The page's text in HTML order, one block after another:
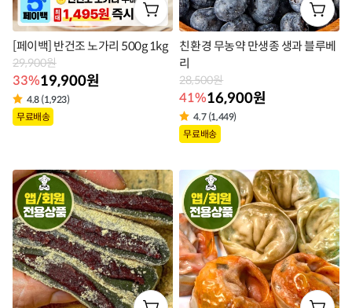
[페이백] 반건조 노가리 500g 1kg
29,900원
33%19,900원
4.8 (1,923)
상
라
벨
무료배송
친환경 무농약 만생종 생과 블루베
리
28,500원
41%16,900원
4.7 (1,449)
상
라
벨
무료배송